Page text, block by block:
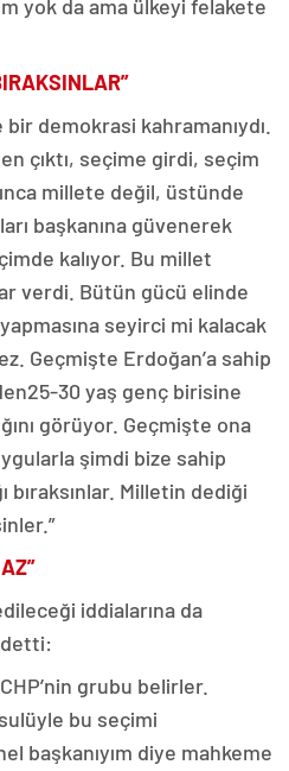
yok da ama ülkeyi felakete
demokrasi kahramanıydı.
çıktı, seçime girdi, seçim
millete değil, üstünde
başkanına güvenerek
kalıyor. Bu millet
verdi. Bütün gücü elinde
seyirci mi kalacak
Geçmişte Erdoğan’a sahip
30 yaş genç birisine
görüyor. Geçmişte ona
şimdi bize sahip
bıraksınlar. Milletin dediği
iddialarına da
CHP’nin grubu belirler.
bu seçimi
başkanıyım diye mahkeme